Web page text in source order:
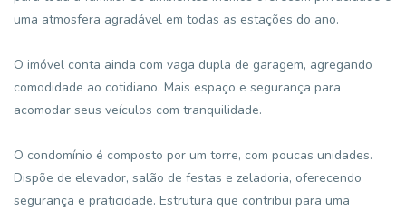
uma atmosfera agradável em todas as estações do ano.
O imóvel conta ainda com vaga dupla de garagem, agregando
comodidade ao cotidiano. Mais espaço e segurança para
acomodar seus veículos com tranquilidade.
O condomínio é composto por um torre, com poucas unidades.
Dispõe de elevador, salão de festas e zeladoria, oferecendo
segurança e praticidade. Estrutura que contribui para uma